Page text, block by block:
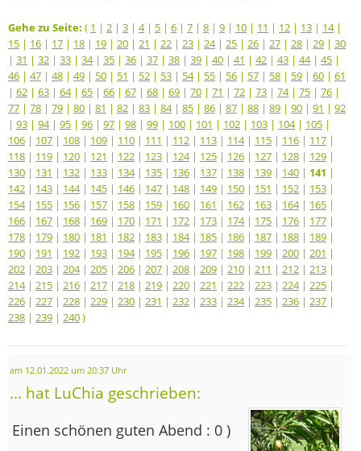
Gehe zu Seite: ( 1 | 2 | 3 | 4| 5 | 6 | 7 | 8 | 9 | 10 | 11 | 12 | 13 | 14|
15 | 16 | 17 | 18 | 19 | 20 | 21 | 22 | 23 | 24| 25 | 26 | 27 | 28 | 29 | 30
| 31 | 32 | 33 | 34| 35 | 36 | 37 | 38 | 39 | 40 | 41 | 42 | 43 | 44| 45 |
46 | 47 | 48 | 49 | 50 | 51 | 52 | 53 | 54| 55 | 56 | 57 | 58 | 59 | 60 | 61
| 62 | 63 | 64| 65 | 66 | 67 | 68 | 69 | 70 | 71 | 72 | 73 | 74| 75 | 76 |
77 | 78 | 79 | 80 | 81 | 82 | 83 | 84| 85 | 86 | 87 | 88 | 89 | 90 | 91 | 92
| 93 | 94| 95 | 96 | 97 | 98 | 99 | 100 | 101 | 102 | 103 | 104| 105 |
106 | 107 | 108 | 109 | 110 | 111 | 112 | 113 | 114| 115 | 116 | 117 |
118 | 119 | 120 | 121 | 122 | 123 | 124| 125 | 126 | 127 | 128 | 129 |
130 | 131 | 132 | 133 | 134| 135 | 136 | 137 | 138 | 139 | 140 | 141 |
142 | 143 | 144| 145 | 146 | 147 | 148 | 149 | 150 | 151 | 152 | 153 |
154| 155 | 156 | 157 | 158 | 159 | 160 | 161 | 162 | 163 | 164| 165 |
166 | 167 | 168 | 169 | 170 | 171 | 172 | 173 | 174| 175 | 176 | 177 |
178 | 179 | 180 | 181 | 182 | 183 | 184| 185 | 186 | 187 | 188 | 189 |
190 | 191 | 192 | 193 | 194| 195 | 196 | 197 | 198 | 199 | 200 | 201 |
202 | 203 | 204| 205 | 206 | 207 | 208 | 209 | 210 | 211 | 212 | 213 |
214| 215 | 216 | 217 | 218 | 219 | 220 | 221 | 222 | 223 | 224| 225 |
226 | 227 | 228 | 229 | 230 | 231 | 232 | 233 | 234| 235 | 236 | 237 |
238 | 239 | 240)
am 12.01.2022 um 20:37 Uhr
... hat LuChia geschrieben:
Einen schönen guten Abend : 0 )